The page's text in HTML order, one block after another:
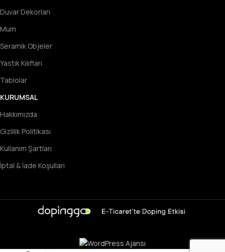
Duvar Dekorları
Mum
Seramik Objeler
Yastık Kılıfları
Tablolar
KURUMSAL
Hakkımızda
Gizlilik Politikası
Kullanım Şartları
İptal & İade Koşulları